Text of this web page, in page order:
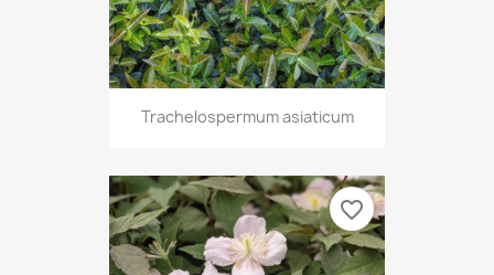
Trachelospermum asiaticum
favorite_border